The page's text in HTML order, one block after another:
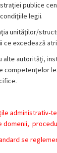
publice
legii.
unităţilor/
ce excedează
alte autorităţi,
competenţelor
administrativ-
se